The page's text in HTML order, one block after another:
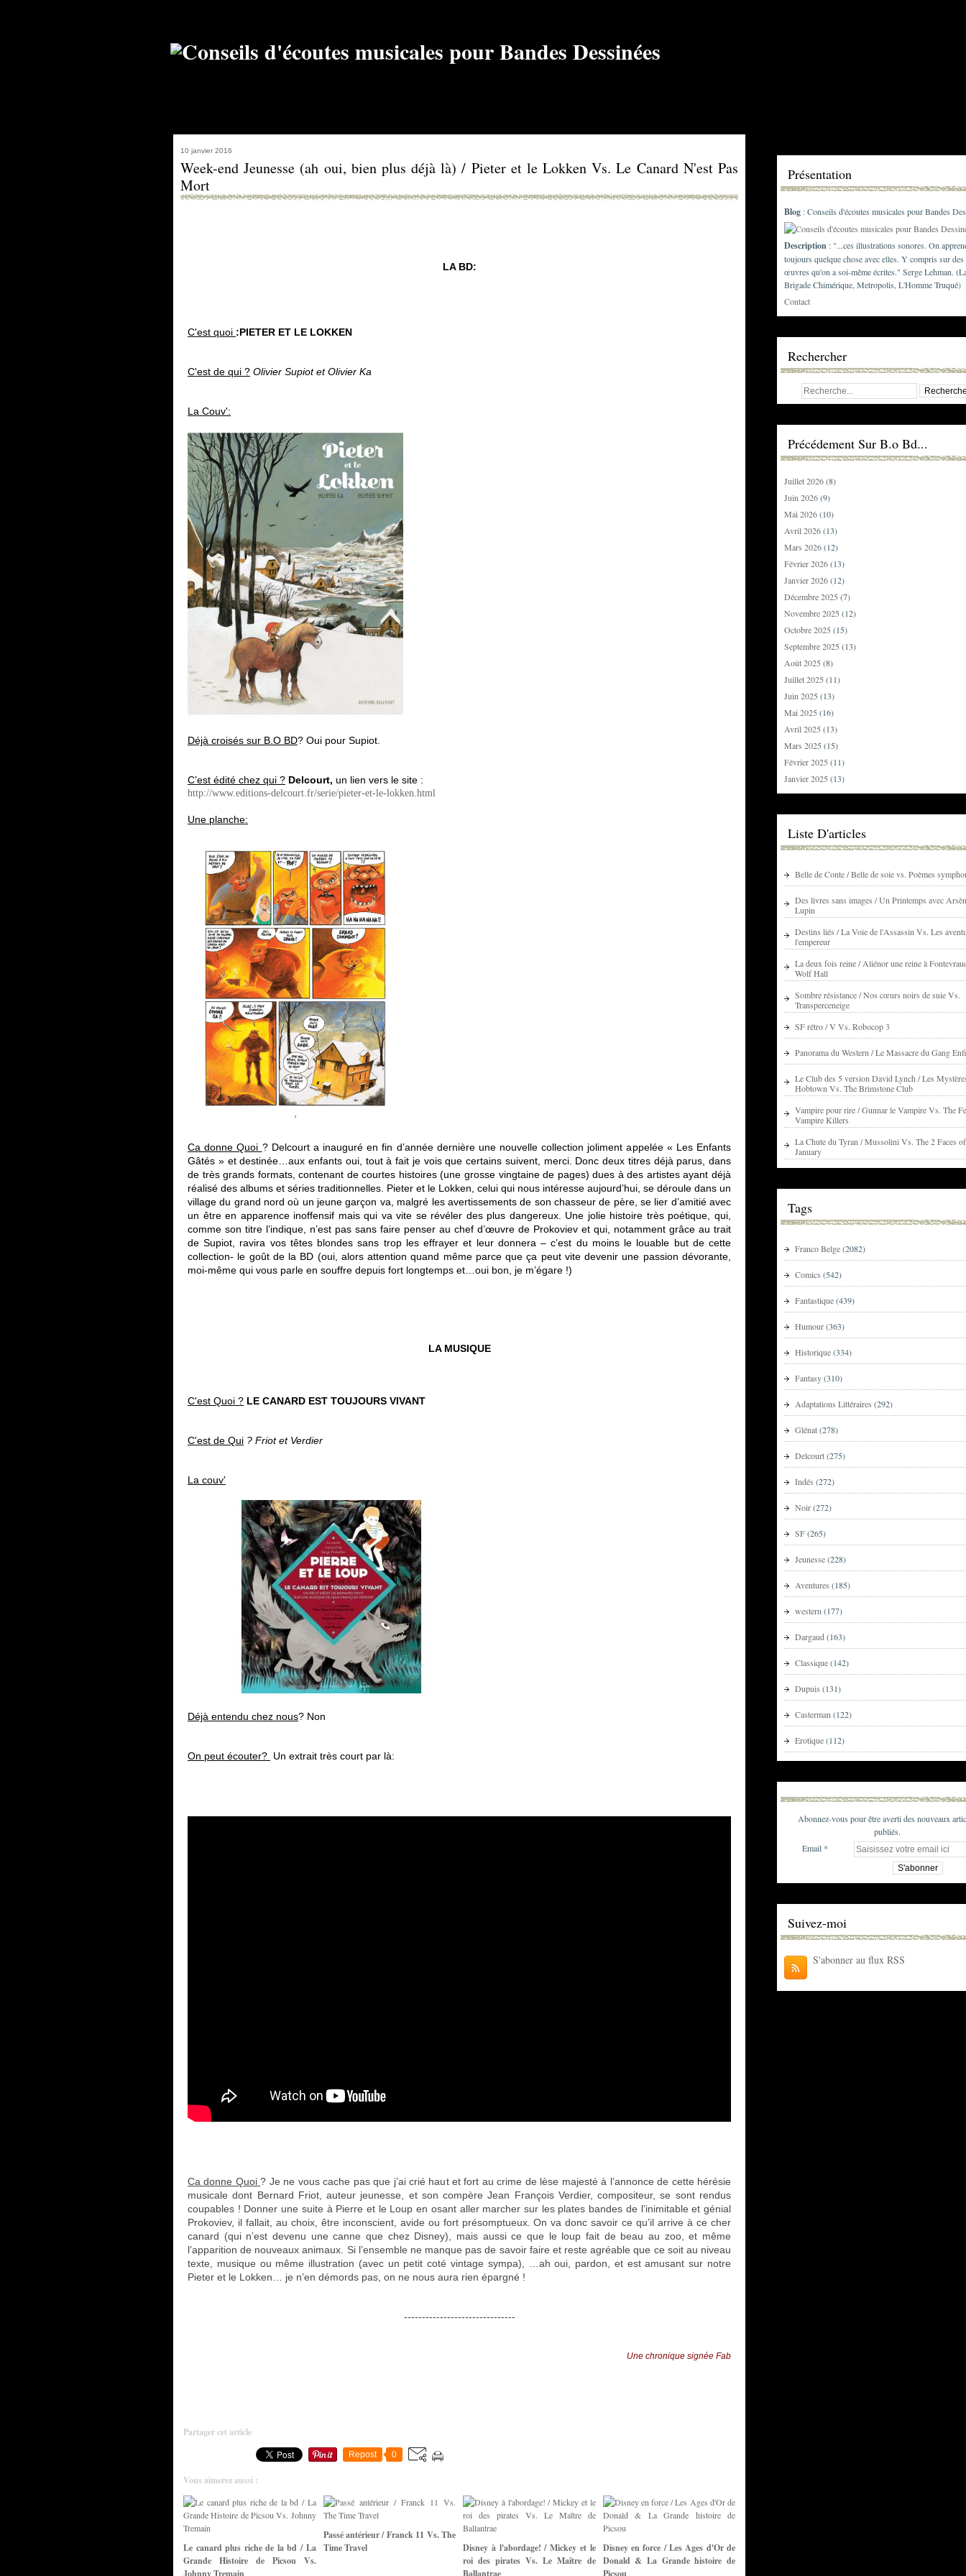
10 janvier 2016
Week-end Jeunesse (ah oui, bien plus déjà là) / Pieter et le Lokken Vs. Le Canard N'est Pas
Mort
LA BD:
C'est quoi :PIETER ET LE LOKKEN
C'est de qui ? Olivier Supiot et Olivier Ka
La Couv':
Déjà croisés sur B.O BD? Oui pour Supiot.
C’est édité chez qui ? Delcourt, un lien vers le site :
http://www.editions-delcourt.fr/serie/pieter-et-le-lokken.html
Une planche:
Ca donne Quoi ? Delcourt a inauguré en fin d’année dernière une nouvelle collection joliment appelée « Les Enfants
Gâtés » et destinée…aux enfants oui, tout à fait je vois que certains suivent, merci. Donc deux titres déjà parus, dans
de très grands formats, contenant de courtes histoires (une grosse vingtaine de pages) dues à des artistes ayant déjà
réalisé des albums et séries traditionnelles. Pieter et le Lokken, celui qui nous intéresse aujourd’hui, se déroule dans un
village du grand nord où un jeune garçon va, malgré les avertissements de son chasseur de père, se lier d’amitié avec
un être en apparence inoffensif mais qui va vite se révéler des plus dangereux. Une jolie histoire très poétique, qui,
comme son titre l’indique, n’est pas sans faire penser au chef d’œuvre de Prokoviev et qui, notamment grâce au trait
de Supiot, ravira vos têtes blondes sans trop les effrayer et leur donnera – c’est du moins le louable but de cette
collection- le goût de la BD (oui, alors attention quand même parce que ça peut vite devenir une passion dévorante,
moi-même qui vous parle en souffre depuis fort longtemps et…oui bon, je m’égare !)
LA MUSIQUE
C'est Quoi ? LE CANARD EST TOUJOURS VIVANT
C'est de Qui ? Friot et Verdier
La couv'
Déjà entendu chez nous? Non
On peut écouter? Un extrait très court par là:
Ca donne Quoi? Je ne vous cache pas que j’ai crié haut et fort au crime de lèse majesté à l’annonce de cette hérésie
musicale dont Bernard Friot, auteur jeunesse, et son compère Jean François Verdier, compositeur, se sont rendus
coupables ! Donner une suite à Pierre et le Loup en osant aller marcher sur les plates bandes de l’inimitable et génial
Prokoviev, il fallait, au choix, être inconscient, avide ou fort présomptueux. On va donc savoir ce qu’il arrive à ce cher
canard (qui n’est devenu une canne que chez Disney), mais aussi ce que le loup fait de beau au zoo, et même
l’apparition de nouveaux animaux. Si l’ensemble ne manque pas de savoir faire et reste agréable que ce soit au niveau
texte, musique ou même illustration (avec un petit coté vintage sympa), …ah oui, pardon, et est amusant sur notre
Pieter et le Lokken… je n’en démords pas, on ne nous aura rien épargné !
-------------------------------
Une chronique signée Fab
Partager cet article
Repost 0
Vous aimerez aussi :
Le canard plus riche de la bd / La
Grande Histoire de Picsou Vs.
Passé antérieur / Franck 11 Vs. The
Time Travel
Disney à l'abordage! / Mickey et le
roi des pirates Vs. Le Maître de
Disney en force / Les Ages d'Or de
Donald & La Grande histoire de
Présentation
Blog : Conseils d'écoutes musicales pour Bandes
Description : "...ces illustrations sonores. On
toujours quelque chose avec elles. Y compris sur des
œuvres qu'on a soi-même écrites." Serge Lehman.
Brigade Chimérique, Metropolis, L'Homme Truqué)
Contact
Rechercher
Précédement Sur B.o Bd...
Juillet 2026(8)
Juin 2026(9)
Mai 2026(10)
Avril 2026(13)
Mars 2026(12)
Février 2026(13)
Janvier 2026(12)
Décembre 2025 (7)
Novembre 2025 (12)
Octobre 2025 (15)
Septembre 2025 (13)
Août 2025 (8)
Juillet 2025 (11)
Juin 2025 (13)
Mai 2025 (16)
Avril 2025 (13)
Mars 2025 (15)
Février 2025 (11)
Janvier 2025 (13)
Liste D'articles
Belle de Conte / Belle de soie vs. Poèmes
Des livres sans images / Un Printemps avec
Lupin
Destins liés / La Voie de l'Assassin Vs. Les
l'empereur
La deux fois reine / Aliénor une reine à
Wolf Hall
Sombre résistance / Nos cœurs noirs de suie Vs.
Transperceneige
SF rétro / V Vs. Robocop 3
Panorama du Western / Le Massacre du Gang
Le Club des 5 version David Lynch / Les
Hobtown Vs. The Brimstone Club
Vampire pour rire / Gunnar le Vampire Vs. The
Vampire Killers
La Chute du Tyran / Mussolini Vs. The 2 Faces of
January
Tags
Franco Belge(2082)
Comics (542)
Fantastique(439)
Humour(363)
Historique(334)
Fantasy(310)
Adaptations Littéraires (292)
Glénat(278)
Delcourt(275)
Indés (272)
Noir(272)
SF(265)
Jeunesse(228)
Aventures (185)
western (177)
Dargaud (163)
Classique(142)
Dupuis (131)
Casterman (122)
Erotique(112)
Abonnez-vous pour être averti des nouveaux
publiés.
Email
Suivez-moi
S'abonner au flux RSS